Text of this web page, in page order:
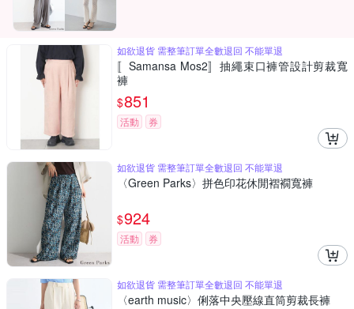
如欲退貨 需整筆訂單全數退回 不能單退
〚Samansa Mos2〛抽繩束口褲管設計剪裁寬
褲
$851
活動 券
如欲退貨 需整筆訂單全數退回 不能單退
〈Green Parks〉拼色印花休閒褶襉寬褲
$924
活動 券
如欲退貨 需整筆訂單全數退回 不能單退
〈earth music〉俐落中央壓線直筒剪裁長褲